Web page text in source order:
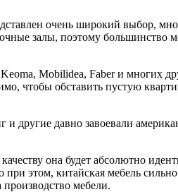
очень широкий выбор,
залы, поэтому большинство
Mobilidea, Faber и многих
чтобы обставить пустую
другие давно завоевали
она будет абсолютно
этом, китайская мебель
мебели.